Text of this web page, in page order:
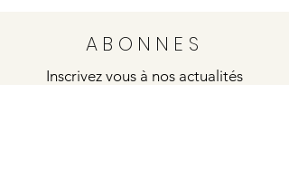
ABONNES
Inscrivez vous à nos actualités